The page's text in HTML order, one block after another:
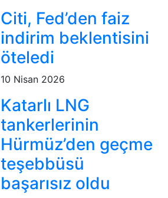
Citi, Fed’den faiz
indirim beklentisini
öteledi
10 Nisan 2026
Katarlı LNG
tankerlerinin
Hürmüz’den geçme
teşebbüsü
başarısız oldu